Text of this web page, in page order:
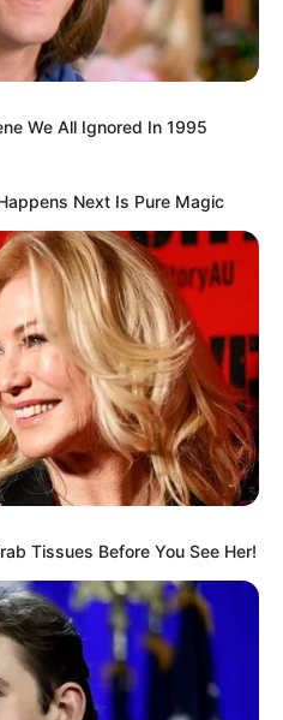
We All Ignored In 1995
Next Is Pure Magic
Tissues Before You See Her!